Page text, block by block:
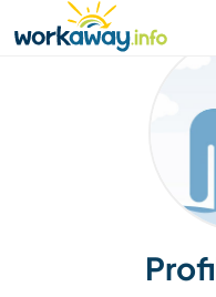
CONTENT
MAIN NAVIGATION